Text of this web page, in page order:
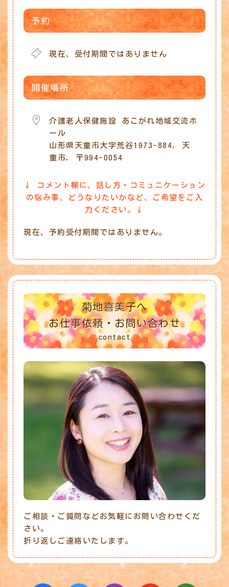
Download ICSGoogle Calendar
iCalendarOffice 365Outlook Live
予約
現在、受付期間ではありません
開催場所
介護老人保健施設 あこがれ地域交流ホ
ール
山形県天童市大字荒谷1973-884, 天
童市, 〒994-0054
↓ コメント欄に、話し方・コミュニケーション
の悩み事、どうなりたいかなど、ご希望をご入
力ください。↓
現在、予約受付期間ではありません。
菊地喜美子へ
お仕事依頼・お問い合わせ
contact
ご相談・ご質問などお気軽にお問い合わせくだ
さい。
折り返しご連絡いたします。